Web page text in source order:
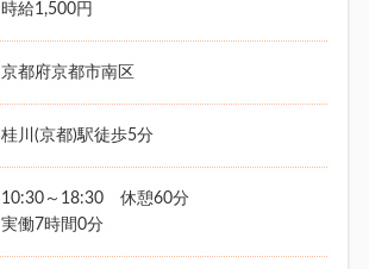
時給1,500円
京都府京都市南区
桂川(京都)駅徒歩5分
10:30～18:30 休憩60分
実働7時間0分